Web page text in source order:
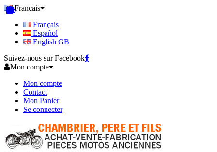
Français
Français
Español
English GB
Suivez-nous sur Facebook
Mon compte
Mon compte
Contact
Mon Panier
Se connecter